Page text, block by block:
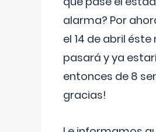
alarma? Por
el 14 de abril éste
pasará y ya
entonces de 8
gracias!